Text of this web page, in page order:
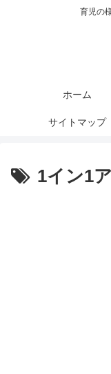
育児の
ホーム
サイトマップ
1イン1